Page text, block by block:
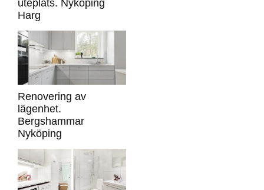
uteplats. Nyköping
Harg
Renovering av
lägenhet.
Bergshammar
Nyköping